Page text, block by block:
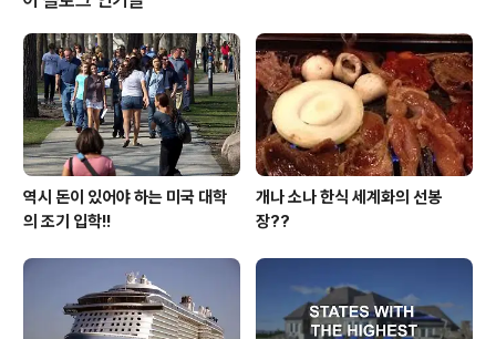
이 보게 됩니다만, 그러나 그들이 흘린 피와 희생으로 60-
70년대부터 시작이 된 대규모의 이민자들은African-Am
erican의 희생 덕분에 그래도 그들이 받았었던 멸시와 차
별을 덜 받는겁니다, 물론 인간같지 않는 그런 African-..
역시 돈이 있어야 하는 미국 대학
의 조기 입학!!
개나 소나 한식 세계화의 선봉
장??